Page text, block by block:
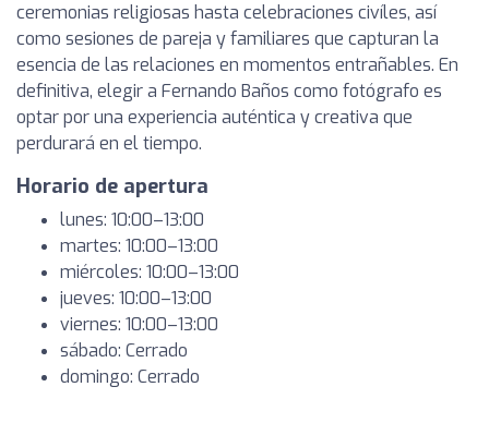
ceremonias religiosas hasta celebraciones civíles, así
como sesiones de pareja y familiares que capturan la
esencia de las relaciones en momentos entrañables. En
definitiva, elegir a Fernando Baños como fotógrafo es
optar por una experiencia auténtica y creativa que
perdurará en el tiempo.
Horario de apertura
lunes: 10:00–13:00
martes: 10:00–13:00
miércoles: 10:00–13:00
jueves: 10:00–13:00
viernes: 10:00–13:00
sábado: Cerrado
domingo: Cerrado